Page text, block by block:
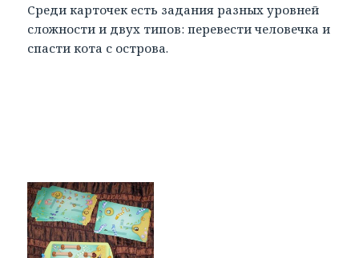
Среди карточек есть задания разных уровней
сложности и двух типов: перевести человечка и
спасти кота с острова.